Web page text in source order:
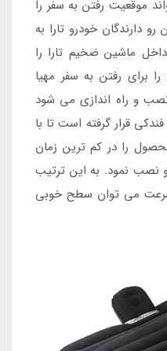
موقعیت رفتن به سفر را
دارندگان خودرو تارا به
ماشین ضخیم تارا را
برای رفتن به سفر مهیا
و راه اندازی می شود
قرار گرفته است تا با
را در کم ترین زمان
نصب نمود. به این ترتیب
می توان سطح خوبی